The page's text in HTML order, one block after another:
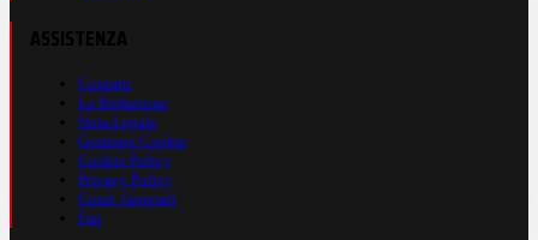
Contatti
La Redazione
Nota Legale
Gestione Cookie
Cookie Policy
Privacy Policy
Cond. Generali
Faq